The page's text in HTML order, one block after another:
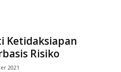
Ketidaksiapan
Risiko
2021